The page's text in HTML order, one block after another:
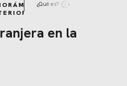
¿Qué es?
en la